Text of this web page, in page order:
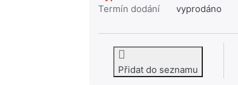
Termín dodání
vyprodáno
Přidat do seznamu